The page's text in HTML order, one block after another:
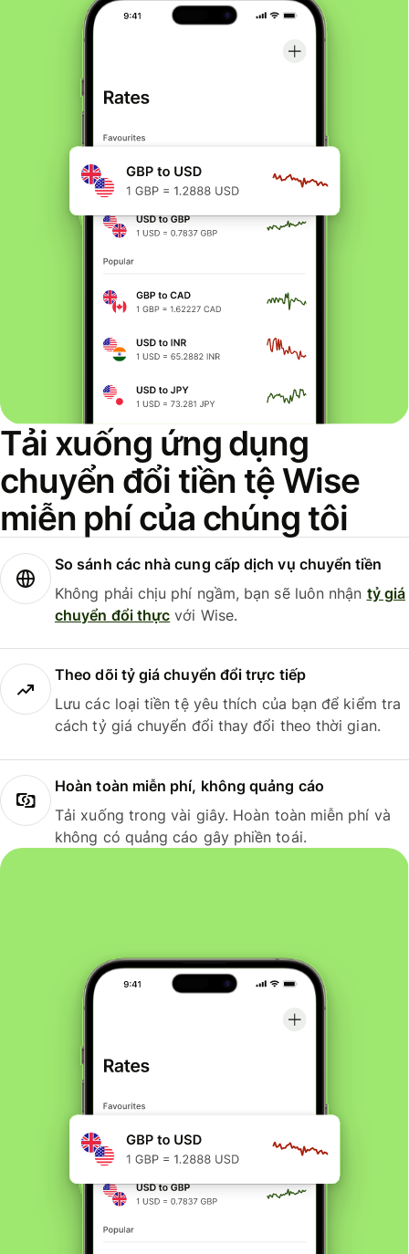
Tải xuống ứng dụng
chuyển đổi tiền tệ Wise
miễn phí của chúng tôi
So sánh các nhà cung cấp dịch vụ chuyển tiền
Không phải chịu phí ngầm, bạn sẽ luôn nhận tỷ giá
chuyển đổi thực với Wise.
Theo dõi tỷ giá chuyển đổi trực tiếp
Lưu các loại tiền tệ yêu thích của bạn để kiểm tra
cách tỷ giá chuyển đổi thay đổi theo thời gian.
Hoàn toàn miễn phí, không quảng cáo
Tải xuống trong vài giây. Hoàn toàn miễn phí và
không có quảng cáo gây phiền toái.